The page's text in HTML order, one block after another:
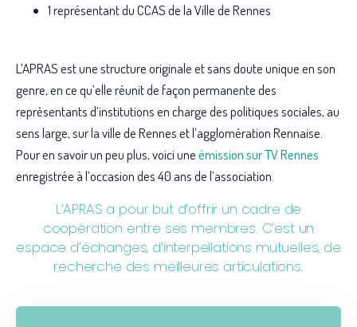
1 représentant du CCAS de la Ville de Rennes
L’APRAS est une structure originale et sans doute unique en son
genre, en ce qu’elle réunit de façon permanente des
représentants d’institutions en charge des politiques sociales, au
sens large, sur la ville de Rennes et l’agglomération Rennaise.
Pour en savoir un peu plus, voici uneémission sur TV Rennes
enregistrée à l’occasion des 40 ans de l’association.
L’APRAS a pour but d’offrir un cadre de
coopération entre ses membres. C’est un
espace d’échanges, d’interpellations mutuelles, de
recherche des meilleures articulations.